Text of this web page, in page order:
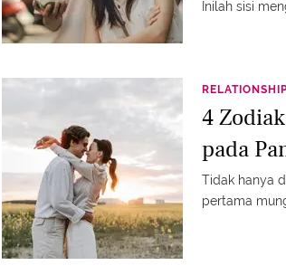
Inilah sisi
4
pada
Tidak hanya
pertama